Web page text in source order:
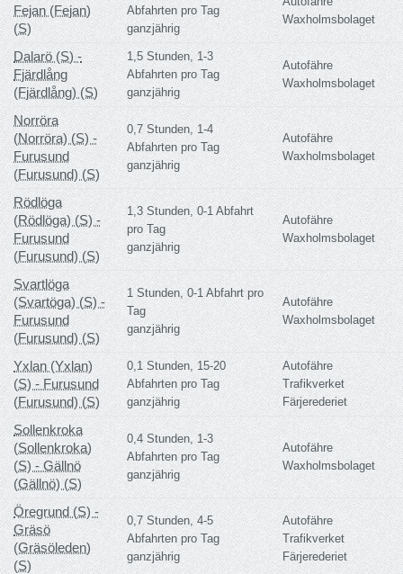
Fejan (Fejan)
(S)
Abfahrten pro Tag
ganzjährig
Waxholmsbolaget
Dalarö (S) -
Fjärdlång
(Fjärdlång) (S)
1,5 Stunden, 1-3
Abfahrten pro Tag
ganzjährig
Autofähre
Waxholmsbolaget
Norröra
(Norröra) (S) -
Furusund
(Furusund) (S)
0,7 Stunden, 1-4
Abfahrten pro Tag
ganzjährig
Autofähre
Waxholmsbolaget
Rödlöga
(Rödlöga) (S) -
Furusund
(Furusund) (S)
1,3 Stunden, 0-1 Abfahrt
pro Tag
ganzjährig
Autofähre
Waxholmsbolaget
Svartlöga
(Svartöga) (S) -
Furusund
(Furusund) (S)
1 Stunden, 0-1 Abfahrt pro
Tag
ganzjährig
Autofähre
Waxholmsbolaget
Yxlan (Yxlan)
(S) - Furusund
(Furusund) (S)
0,1 Stunden, 15-20
Abfahrten pro Tag
ganzjährig
Autofähre
Trafikverket
Färjerederiet
Sollenkroka
(Sollenkroka)
(S) - Gällnö
(Gällnö) (S)
0,4 Stunden, 1-3
Abfahrten pro Tag
ganzjährig
Autofähre
Waxholmsbolaget
Öregrund (S) -
Gräsö
(Gräsöleden)
(S)
0,7 Stunden, 4-5
Abfahrten pro Tag
ganzjährig
Autofähre
Trafikverket
Färjerederiet